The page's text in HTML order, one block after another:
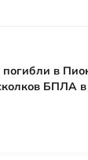
погибли в
БПЛА